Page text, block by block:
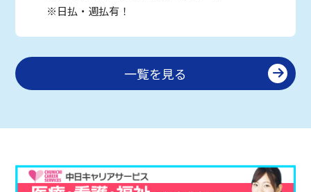
※日払・週払有！
一覧を見る